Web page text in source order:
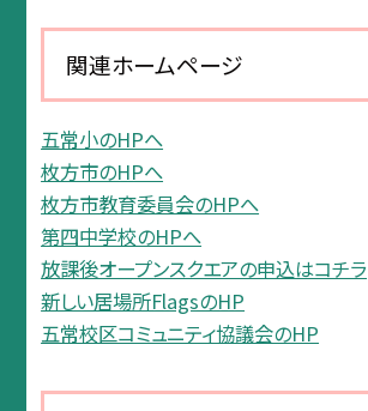
関連ホームページ
五常小のHPへ
枚方市のHPへ
枚方市教育委員会のHPへ
第四中学校のHPへ
放課後オープンスクエアの申込はコチラ
新しい居場所FlagsのHP
五常校区コミュニティ協議会のHP